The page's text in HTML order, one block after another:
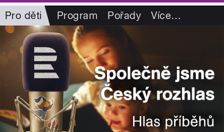
Pro děti Program Pořady Více…